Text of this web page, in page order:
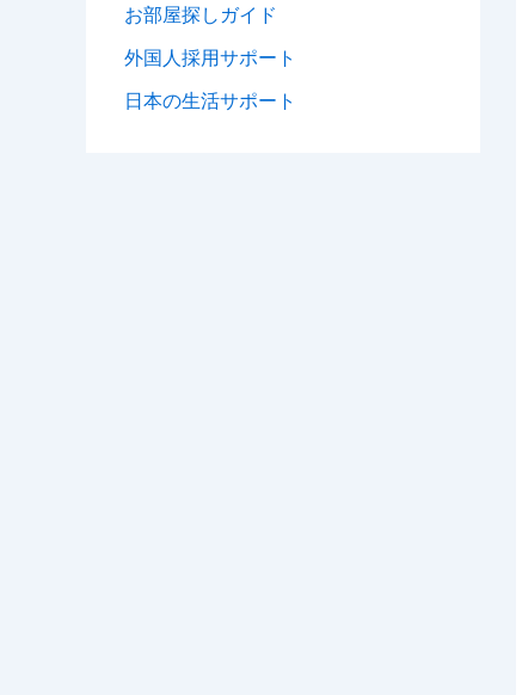
お部屋探しガイド
外国人採用サポート
日本の生活サポート